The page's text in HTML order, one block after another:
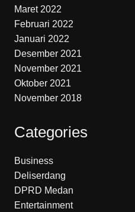
Maret 2022
Februari 2022
Januari 2022
Desember 2021
November 2021
Oktober 2021
November 2018
Categories
Business
Deliserdang
DPRD Medan
Entertainment